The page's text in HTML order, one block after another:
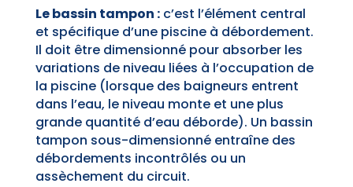
Le bassin tampon :c’est l’élément central
et spécifique d’une piscine à débordement.
Il doit être dimensionné pour absorber les
variations de niveau liées à l’occupation de
la piscine (lorsque des baigneurs entrent
dans l’eau, le niveau monte et une plus
grande quantité d’eau déborde). Un bassin
tampon sous-dimensionné entraîne des
débordements incontrôlés ou un
assèchement du circuit.